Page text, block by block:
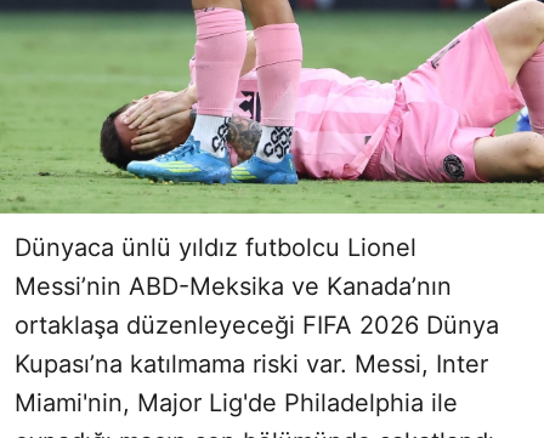
Dünyaca ünlü yıldız futbolcu Lionel
Messi’nin ABD-Meksika ve Kanada’nın
ortaklaşa düzenleyeceği FIFA 2026 Dünya
Kupası’na katılmama riski var. Messi, Inter
Miami'nin, Major Lig'de Philadelphia ile